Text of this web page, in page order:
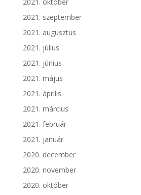
2021. szeptember
2021. augusztus
2021. július
2021. június
2021. május
2021. április
2021. március
2021. február
2021. január
2020. december
2020. november
2020. október